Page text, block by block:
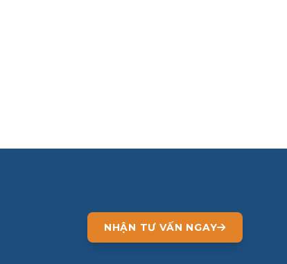
NHẬN TƯ VẤN NGAY